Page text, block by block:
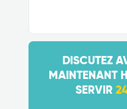
DISCUTEZ
MAINTENANT
SERVIR